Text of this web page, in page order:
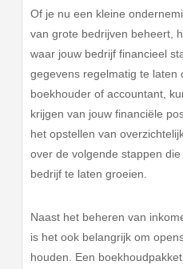
Of je nu een kleine
van grote bedrijven beheert,
waar jouw bedrijf financieel
gegevens regelmatig te laten
boekhouder of accountant,
krijgen van jouw financiële
het opstellen van
over de volgende stappen
bedrijf te laten groeien.
Naast het beheren van
is het ook belangrijk om
houden. Een